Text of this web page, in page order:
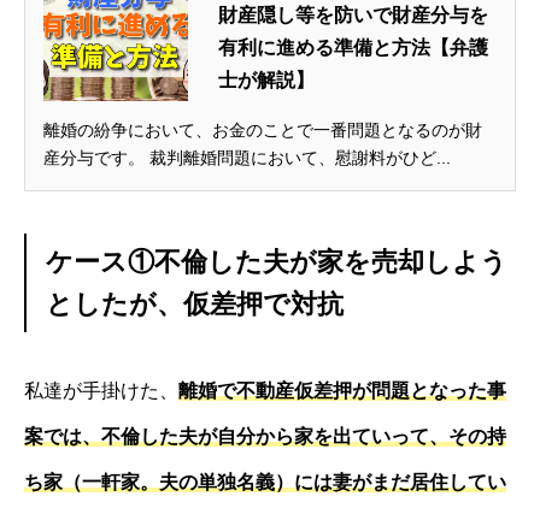
財産隠し等を防いで財産分与を
有利に進める準備と方法【弁護
士が解説】
離婚の紛争において、お金のことで一番問題となるのが財
産分与です。 裁判離婚問題において、慰謝料がひど...
ケース①不倫した夫が家を売却しよう
としたが、仮差押で対抗
私達が手掛けた、 離婚で不動産仮差押が問題となった事
案では、不倫した夫が自分から家を出ていって、その持
ち家（一軒家。夫の単独名義）には妻がまだ居住してい